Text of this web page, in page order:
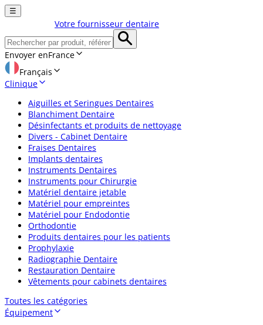
☰
Votre fournisseur dentaire
Envoyer enFrance
Français
Clinique
Aiguilles et Seringues Dentaires
Blanchiment Dentaire
Désinfectants et produits de nettoyage
Divers - Cabinet Dentaire
Fraises Dentaires
Implants dentaires
Instruments Dentaires
Instruments pour Chirurgie
Matériel dentaire jetable
Matériel pour empreintes
Matériel pour Endodontie
Orthodontie
Produits dentaires pour les patients
Prophylaxie
Radiographie Dentaire
Restauration Dentaire
Vêtements pour cabinets dentaires
Toutes les catégories
Équipement